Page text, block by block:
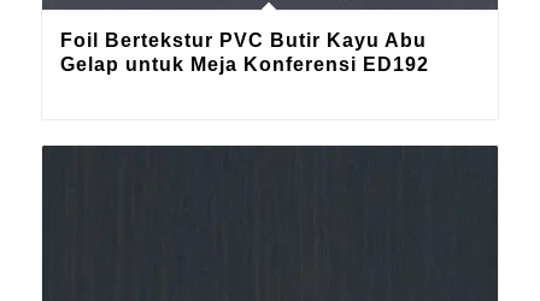
Foil Bertekstur PVC Butir Kayu Abu
Gelap untuk Meja Konferensi ED192